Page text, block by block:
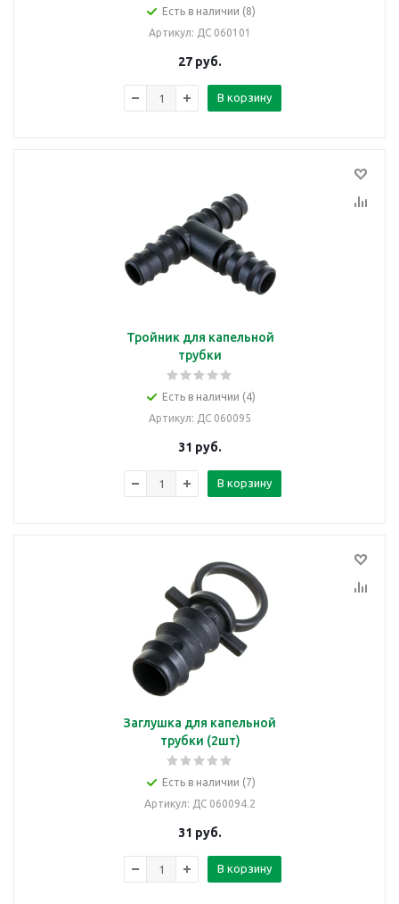
Есть в наличии (8)
Артикул: ДС 060101
27 руб.
В корзину
Тройник для капельной
трубки
Есть в наличии (4)
Артикул: ДС 060095
31 руб.
В корзину
Заглушка для капельной
трубки (2шт)
Есть в наличии (7)
Артикул: ДС 060094.2
31 руб.
В корзину